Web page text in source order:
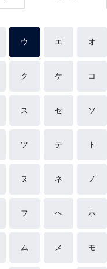
ウ エ オ
ク ケ コ
ス セ ソ
ツ テ ト
ヌ ネ ノ
フ ヘ ホ
ム メ モ